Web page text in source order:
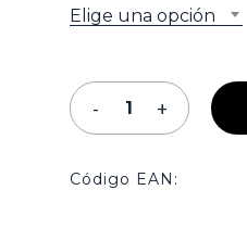
Elige una opción
Código EAN: